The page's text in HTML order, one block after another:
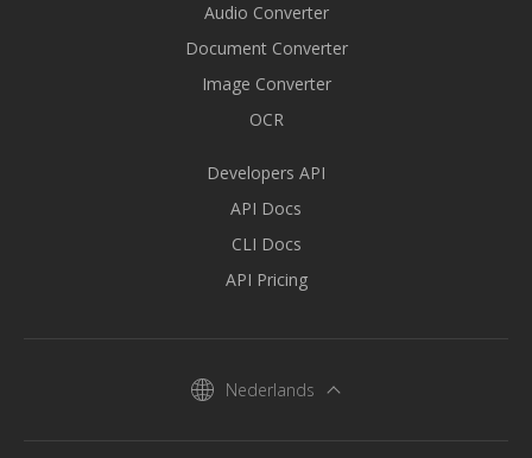
Audio Converter
Document Converter
Image Converter
OCR
Developers API
API Docs
CLI Docs
API Pricing
Nederlands